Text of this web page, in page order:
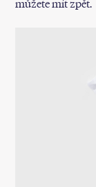
můžete mít zpět.